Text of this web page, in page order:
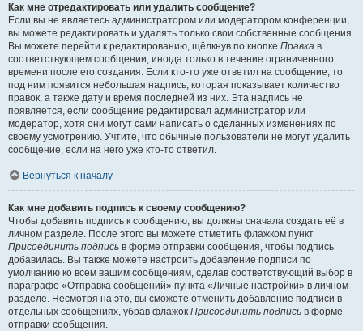
Как мне отредактировать или удалить сообщение?
Если вы не являетесь администратором или модератором конференции,
вы можете редактировать и удалять только свои собственные сообщения.
Вы можете перейти к редактированию, щёлкнув по кнопке Правка в
соответствующем сообщении, иногда только в течение ограниченного
времени после его создания. Если кто-то уже ответил на сообщение, то
под ним появится небольшая надпись, которая показывает количество
правок, а также дату и время последней из них. Эта надпись не
появляется, если сообщение редактировал администратор или
модератор, хотя они могут сами написать о сделанных изменениях по
своему усмотрению. Учтите, что обычные пользователи не могут удалить
сообщение, если на него уже кто-то ответил.
Вернуться к началу
Как мне добавить подпись к своему сообщению?
Чтобы добавить подпись к сообщению, вы должны сначала создать её в
личном разделе. После этого вы можете отметить флажком пункт
Присоединить подпись в форме отправки сообщения, чтобы подпись
добавилась. Вы также можете настроить добавление подписи по
умолчанию ко всем вашим сообщениям, сделав соответствующий выбор в
параграфе «Отправка сообщений» пункта «Личные настройки» в личном
разделе. Несмотря на это, вы сможете отменить добавление подписи в
отдельных сообщениях, убрав флажок Присоединить подпись в форме
отправки сообщения.